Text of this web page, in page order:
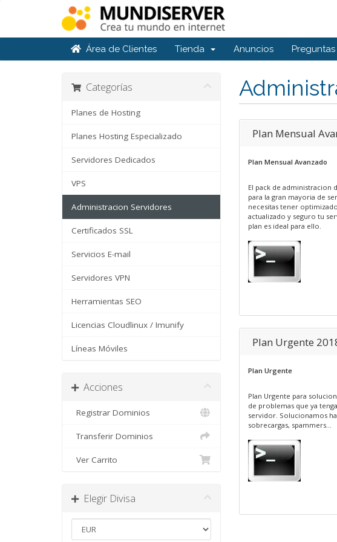
Área de Clientes Tienda Anuncios Preguntas
Categorías
Planes de Hosting
Planes Hosting Especializado
Servidores Dedicados
VPS
Administracion Servidores
Certificados SSL
Servicios E-mail
Servidores VPN
Herramientas SEO
Licencias Cloudlinux / Imunify
Líneas Móviles
Acciones
Registrar Dominios
Transferir Dominios
Ver Carrito
Elegir Divisa
Plan Mensual
Plan Mensual Avanzado
El pack de administracion
para la gran mayoria de
necesitas tener
actualizado y seguro tu
plan es ideal para ello.
Plan Urgente
Plan Urgente
Plan Urgente para
de problemas que ya
servidor. Solucionamos
sobrecargas, spammers...